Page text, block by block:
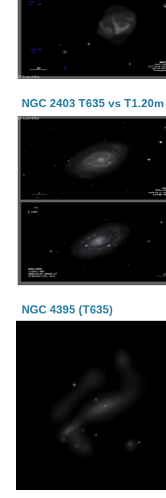
NGC 2403 T635 vs T1.20m
NGC 4395 (T635)